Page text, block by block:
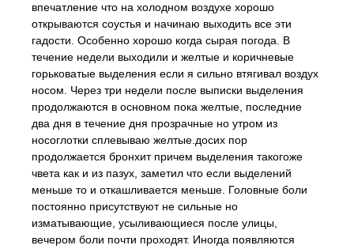
впечатление что на холодном воздухе хорошо
открываются соустья и начинаю выходить все эти
гадости. Особенно хорошо когда сырая погода. В
течение недели выходили и желтые и коричневые
горьковатые выделения если я сильно втягивал воздух
носом. Через три недели после выписки выделения
продолжаются в основном пока желтые, последние
два дня в течение дня прозрачные но утром из
носоглотки сплевываю желтые.досих пор
продолжается бронхит причем выделения такогоже
чвета как и из пазух, заметил что если выделений
меньше то и откашливается меньше. Головные боли
постоянно присутствуют не сильные но
изматывающие, усыливающиеся после улицы,
вечером боли почти проходят. Иногда появляются